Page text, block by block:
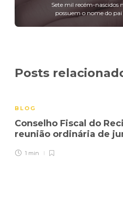
Sete mil recém-nascidos
possuem o nome do
Posts
BLOG
Conselho Fiscal do
reunião ordinária de
1 min